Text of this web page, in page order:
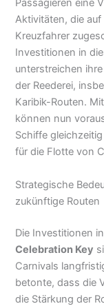
Passagieren eine
Aktivitäten, die
Kreuzfahrer
Investitionen in
unterstreichen
der Reederei,
Karibik-Routen.
können nun
Schiffe
für die Flotte von
Strategische
zukünftige Routen
Die Investitionen
Celebration Key
Carnivals
betonte, dass die
die Stärkung der